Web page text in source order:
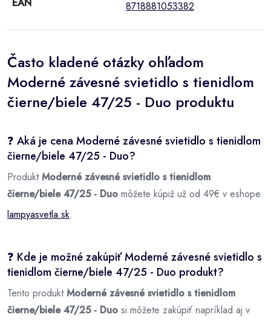
8718881053382
Často kladené otázky ohľadom
Moderné závesné svietidlo s tienidlom
čierne/biele 47/25 - Duo produktu
❓ Aká je cena Moderné závesné svietidlo s tienidlom
čierne/biele 47/25 - Duo?
ProduktModerné závesné svietidlo s tienidlom
čierne/biele 47/25 - Duo môžete kúpiž už od 49€ v eshope
lampyasvetla.sk.
❓ Kde je možné zakúpiť Moderné závesné svietidlo s
tienidlom čierne/biele 47/25 - Duo produkt?
Tento produktModerné závesné svietidlo s tienidlom
čierne/biele 47/25 - Duo si môžete zakúpiť napríklad aj v